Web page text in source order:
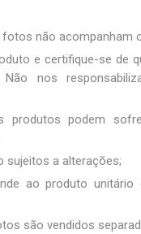
não acompanham
e certifique-se de
nos
produtos podem
sujeitos a alterações;
ao produto
são vendidos